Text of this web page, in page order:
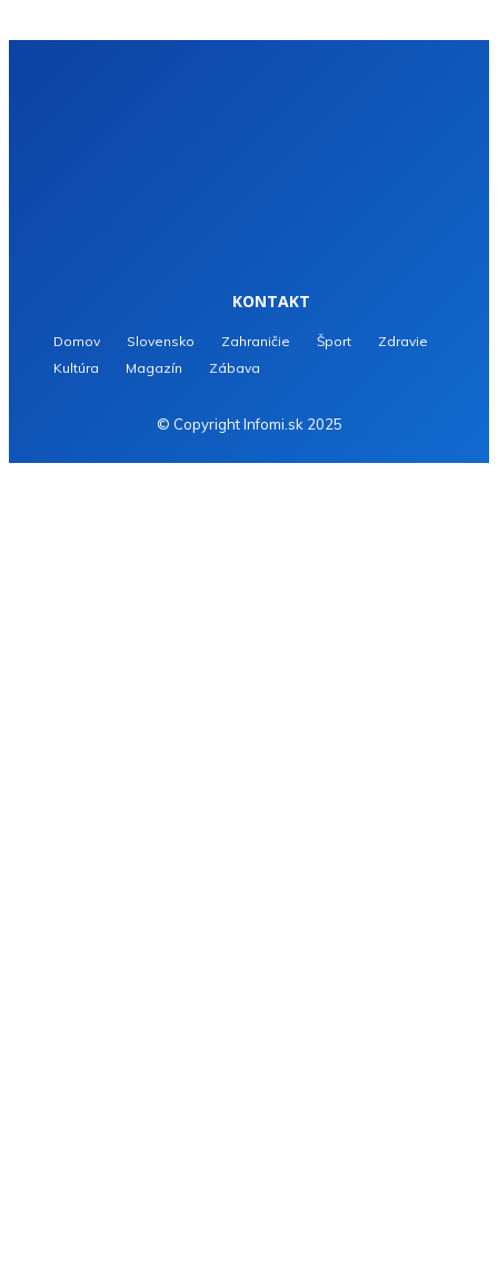
KONTAKT
Domov Slovensko Zahraničie Šport
Zdravie
Kultúra
Magazín Zábava
© Copyright Infomi.sk 2025